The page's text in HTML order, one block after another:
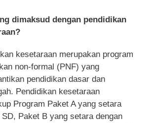
dimaksud dengan pendidikan
kesetaraan merupakan program
non-formal (PNF) yang
pendidikan dasar dan
Pendidikan kesetaraan
Program Paket A yang setara
SD, Paket B yang setara dengan